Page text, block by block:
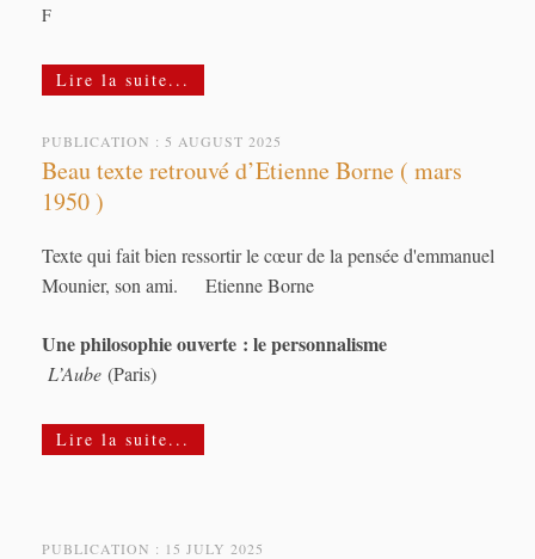
F
Lire la suite...
PUBLICATION : 5 AUGUST 2025
Beau texte retrouvé d’Etienne Borne ( mars
1950 )
Texte qui fait bien ressortir le cœur de la pensée d'emmanuel
Mounier, son ami. Etienne Borne
Une philosophie ouverte : le personnalisme
L’Aube (Paris)
Lire la suite...
PUBLICATION : 15 JULY 2025